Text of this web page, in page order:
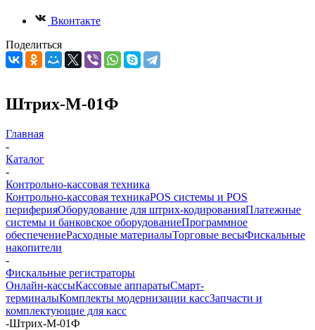
Вконтакте
Поделиться
Штрих-М-01Ф
Главная
-
Каталог
-
Контрольно-кассовая техника
Контрольно-кассовая техникаPOS системы и POS
периферияОборудование для штрих-кодированияПлатежные
системы и банковское оборудованиеПрограммное
обеспечениеРасходные материалыТорговые весыФискальные
накопители
-
Фискальные регистраторы
Онлайн-кассыКассовые аппаратыСмарт-
терминалыКомплекты модернизации кассЗапчасти и
комплектующие для касс
-Штрих-М-01Ф